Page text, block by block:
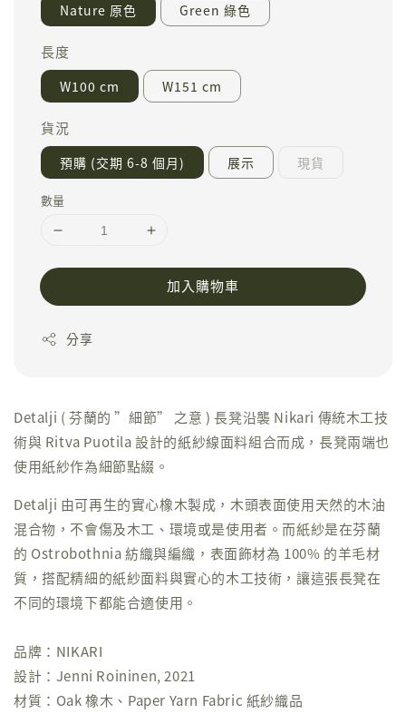
Nature 原色 Green 綠色
長度
W100 cm W151 cm
貨況
預購 (交期 6-8 個月) 展示 現貨
數量
加入購物車
分享
Detalji ( 芬蘭的 ”細節” 之意 ) 長凳沿襲 Nikari 傳統木工技
術與 Ritva Puotila 設計的紙紗線面料組合而成，長凳兩端也
使用紙紗作為細節點綴。
Detalji 由可再生的實心橡木製成，木頭表面使用天然的木油
混合物，不會傷及木工、環境或是使用者。而紙紗是在芬蘭
的 Ostrobothnia 紡織與編織，表面飾材為 100% 的羊毛材
質，搭配精細的紙紗面料與實心的木工技術，讓這張長凳在
不同的環境下都能合適使用。
品牌：NIKARI
設計：Jenni Roininen, 2021
材質：Oak 橡木、Paper Yarn Fabric 紙紗織品